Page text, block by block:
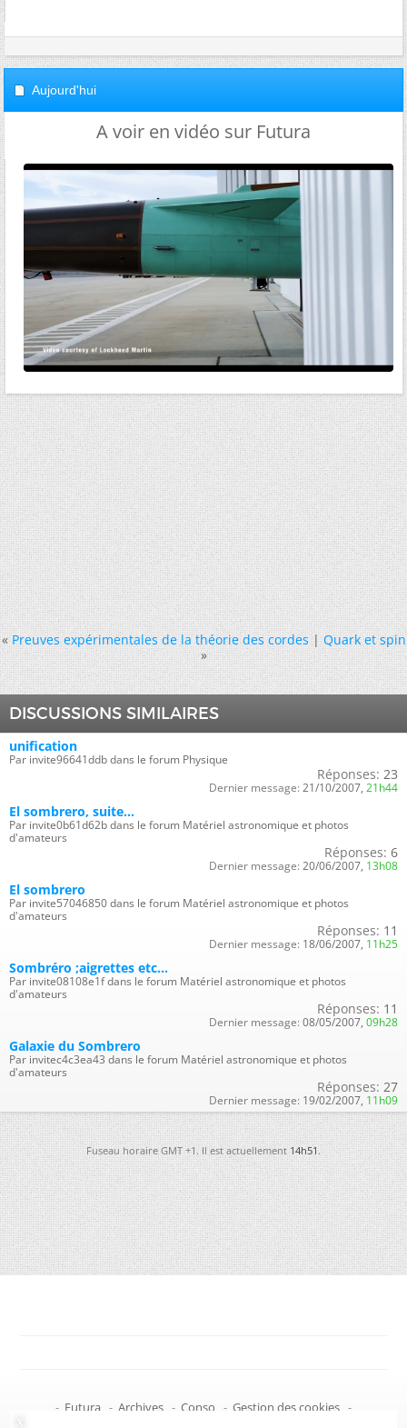
Aujourd'hui
A voir en vidéo sur Futura
« Preuves expérimentales de la théorie des cordes|Quark et spin
»
DISCUSSIONS SIMILAIRES
unification
Par invite96641ddb dans le forum Physique
Réponses: 23
Dernier message: 21/10/2007, 21h44
El sombrero, suite...
Par invite0b61d62b dans le forum Matériel astronomique et photos
d'amateurs
Réponses: 6
Dernier message: 20/06/2007, 13h08
El sombrero
Par invite57046850 dans le forum Matériel astronomique et photos
d'amateurs
Réponses: 11
Dernier message: 18/06/2007, 11h25
Sombréro ;aigrettes etc...
Par invite08108e1f dans le forum Matériel astronomique et photos
d'amateurs
Réponses: 11
Dernier message: 08/05/2007, 09h28
Galaxie du Sombrero
Par invitec4c3ea43 dans le forum Matériel astronomique et photos
d'amateurs
Réponses: 27
Dernier message: 19/02/2007, 11h09
Fuseau horaire GMT +1. Il est actuellement14h51.
- Futura - Archives - Conso - Gestion des cookies -